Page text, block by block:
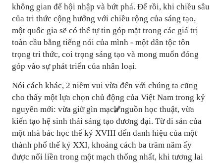
không gian để hội nhập và bứt phá. Để rồi, khi chiều sâu
của tri thức cộng hưởng với chiều rộng của sáng tạo,
một quốc gia sẽ có thể tự tin góp mặt trong các giá trị
toàn cầu bằng tiếng nói của mình - một dân tộc tôn
trọng tri thức, coi trọng sáng tạo và mong muốn đóng
góp vào sự phát triển của nhân loại.
Nói cách khác, 2 niềm vui vừa đến với chúng ta cũng
cho thấy một lựa chọn chủ động của Việt Nam trong kỷ
nguyên mới: vừa giữ gìn mạch nguồn học thuật, vừa
kiến tạo hệ sinh thái sáng tạo đương đại. Từ di sản của
một nhà bác học thế kỷ XVIII đến danh hiệu của một
thành phố thế kỷ XXI, khoảng cách ba trăm năm ấy
được nối liền trong một mạch thống nhất, khi tương lai